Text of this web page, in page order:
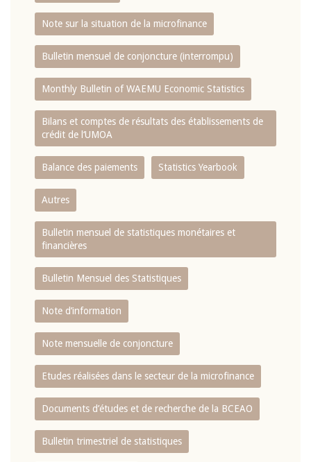
Note sur la situation de la microfinance
Bulletin mensuel de conjoncture (interrompu)
Monthly Bulletin of WAEMU Economic Statistics
Bilans et comptes de résultats des établissements de
crédit de l‘UMOA
Balance des paiements Statistics Yearbook
Autres
Bulletin mensuel de statistiques monétaires et
financières
Bulletin Mensuel des Statistiques
Note d’information
Note mensuelle de conjoncture
Etudes réalisées dans le secteur de la microfinance
Documents d’études et de recherche de la BCEAO
Bulletin trimestriel de statistiques